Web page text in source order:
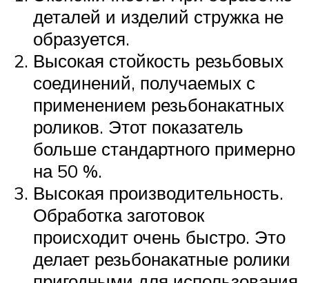
деталей и изделий стружка не
образуется.
Высокая стойкость резьбовых
соединений, получаемых с
применением резьбонакатных
роликов. Этот показатель
больше стандартного примерно
на 50 %.
Высокая производительность.
Обработка заготовок
происходит очень быстро. Это
делает резьбонакатные ролики